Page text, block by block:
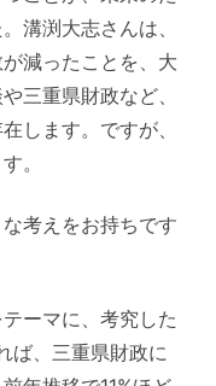
溝渕大志さんは、
減ったことを、大
三重県財政など、
します。ですが、
。
考えをお持ちです
ーマに、考究した
ば、三重県財政に